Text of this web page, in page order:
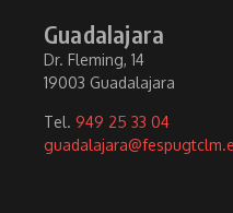
Guadalajara
Dr. Fleming, 14
19003 Guadalajara
Tel. 949 25 33 04